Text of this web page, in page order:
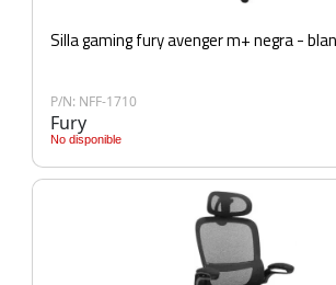
Silla gaming fury avenger m+ negra -
P/N: NFF-1710
Fury
No disponible